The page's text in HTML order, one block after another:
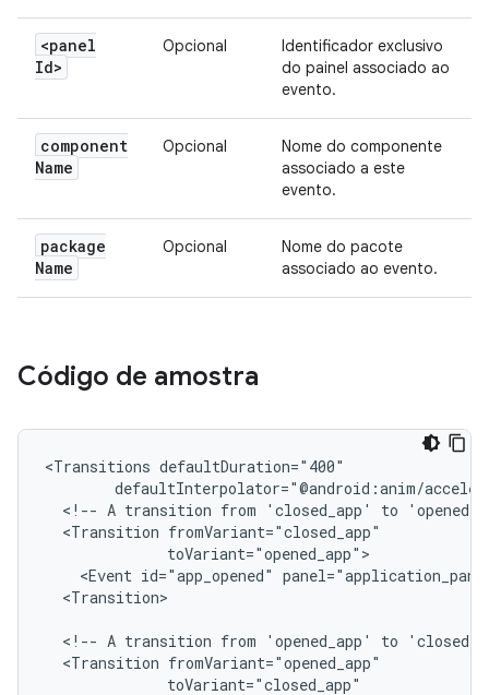
<panel
Id>
Opcional
Identificador exclusivo
do painel associado ao
evento.
component
Name
Opcional
Nome do componente
associado a este
evento.
package
Name
Opcional
Nome do pacote
associado ao evento.
Código de amostra
<Transitions
<!-- A transition from 'closed_app' to
<Transition
<Event id="app_opened"
<Transition>
<!-- A transition from 'opened_app' to
<Transition